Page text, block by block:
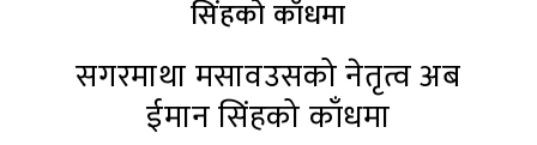
सगरमाथा मसावउसको नेतृत्व अब
ईमान सिंहको काँधमा